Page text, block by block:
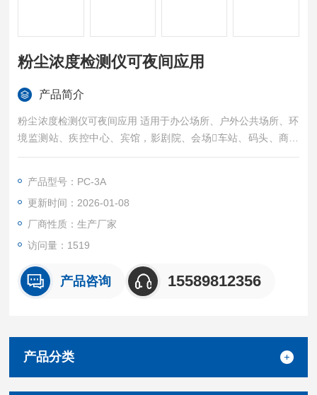
粉尘浓度检测仪可夜间应用
产品简介
粉尘浓度检测仪可夜间应用 适用于办公场所、户外公共场所、环
境监测站、疾控中心、宾馆，影剧院、会场车站、码头、商场
等公共场所可吸入粉尘（PM10）的自动化检测，可直接观察大
产品型号：PC-3A
更新时间：2026-01-08
厂商性质：生产厂家
访问量：1519
产品咨询 15589812356
产品分类